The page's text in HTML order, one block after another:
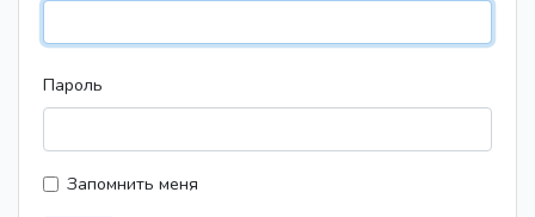
Пароль
Запомнить меня